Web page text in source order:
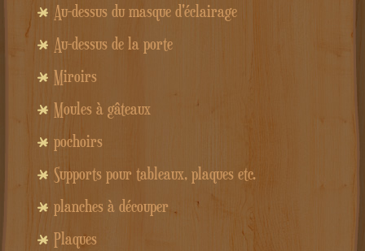
Au-dessus du masque d'éclairage
Au-dessus de la porte
Miroirs
Moules à gâteaux
pochoirs
Supports pour tableaux, plaques etc.
planches à découper
Plaques